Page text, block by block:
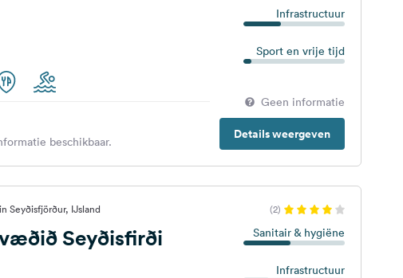
Infrastructuur
Sport en vrije tijd
Geen informatie
Details weergeven
beschikbaar.
Seyðisfjörður, IJsland (2)
Seyðisfirði Sanitair & hygiëne
Infrastructuur